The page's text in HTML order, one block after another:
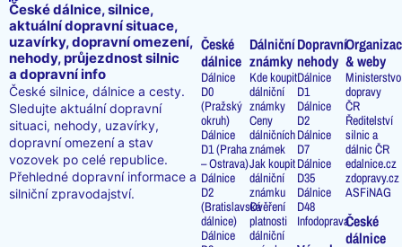
České dálnice, silnice,
aktuální dopravní situace,
uzavírky, dopravní omezení,
nehody, průjezdnost silnic
a dopravní info
České silnice, dálnice a cesty.
Sledujte aktuální dopravní
situaci, nehody, uzavírky,
dopravní omezení a stav
vozovek po celé republice.
Přehledné dopravní informace a
silniční zpravodajství.
České
dálnice
Dálnice
D0
(Pražský
okruh)
Dálnice
D1 (Praha
– Ostrava)
Dálnice
D2
(Bratislavská
dálnice)
Dálnice
Dálniční
známky
Kde koupit
dálniční
známky
Ceny
dálničních
známek
Jak koupit
dálniční
známku
Ověření
platnosti
dálniční
Dopravní
nehody
Dálnice
D1
Dálnice
D2
Dálnice
D7
Dálnice
D35
Dálnice
D48
Infodoprava
& weby
Ministerstvo
dopravy
ČR
Ředitelství
silnic a
dálnic ČR
edalnice.cz
zdopravy.cz
ASFiNAG
České
dálnice